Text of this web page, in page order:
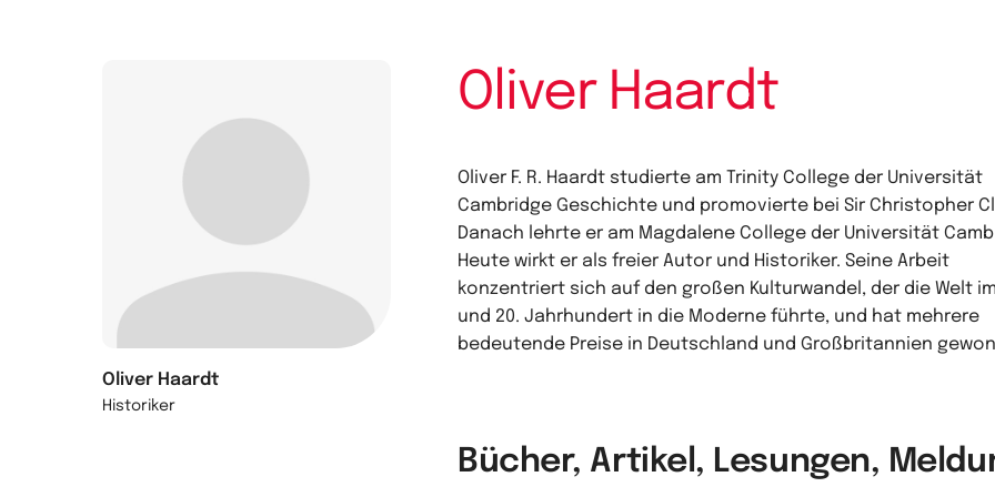
Oliver Haardt
Historiker
Oliver Haardt
Oliver F. R. Haardt studierte am Trinity College der Universität
Cambridge Geschichte und promovierte bei Sir Christopher
Danach lehrte er am Magdalene College der Universität
Heute wirkt er als freier Autor und Historiker. Seine Arbeit
konzentriert sich auf den großen Kulturwandel, der die Welt
und 20. Jahrhundert in die Moderne führte, und hat mehrere
bedeutende Preise in Deutschland und Großbritannien
Bücher, Artikel, Lesungen,